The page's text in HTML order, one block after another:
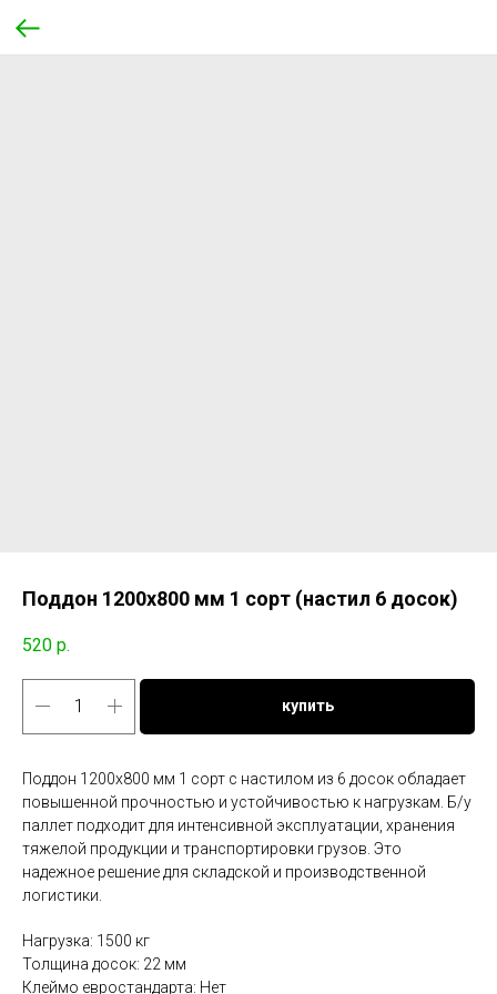
Поддон 1200x800 мм 1 сорт (настил 6 досок)
520 р.
купить
Поддон 1200x800 мм 1 сорт с настилом из 6 досок обладает
повышенной прочностью и устойчивостью к нагрузкам. Б/у
паллет подходит для интенсивной эксплуатации, хранения
тяжелой продукции и транспортировки грузов. Это
надежное решение для складской и производственной
логистики.
Нагрузка: 1500 кг
Толщина досок: 22 мм
Клеймо евростандарта: Нет